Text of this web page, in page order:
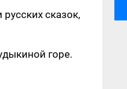
сказок,
горе.